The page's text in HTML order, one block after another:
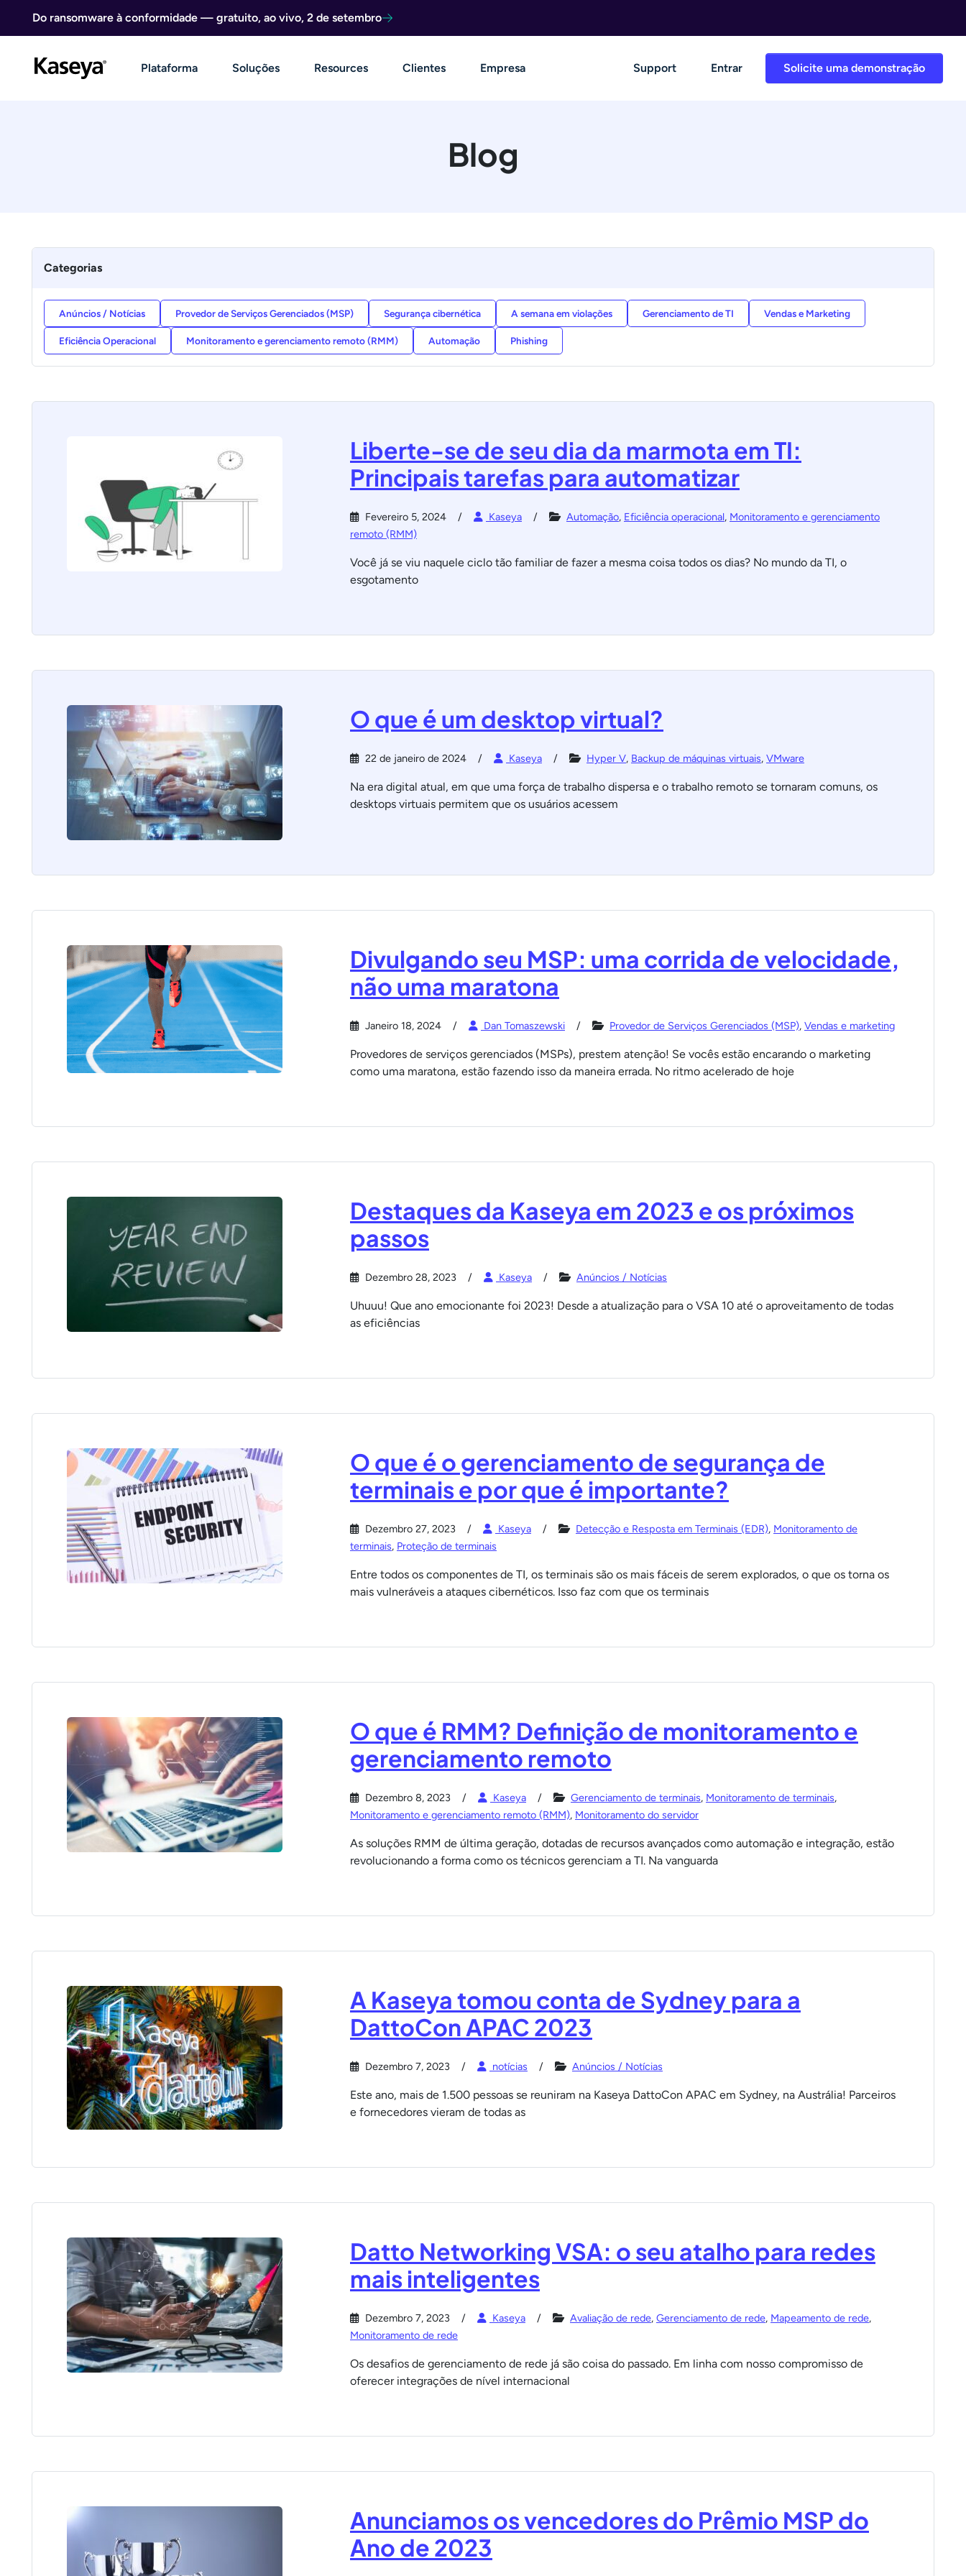
Do ransomware à conformidade — gratuito, ao vivo, 2 de setembro
Solicite uma demonstração
Plataforma Soluções Resources Clientes Empresa Support Entrar
Blog
Categorias
Anúncios / Notícias Provedor de Serviços Gerenciados (MSP) Segurança cibernética A semana em violações Gerenciamento de TI Vendas e Marketing
Eficiência Operacional Monitoramento e gerenciamento remoto (RMM) Automação Phishing
Liberte-se de seu dia da marmota em TI:
Principais tarefas para automatizar
Fevereiro 5, 2024 Kaseya Automação, Eficiência operacional, Monitoramento e gerenciamento
remoto (RMM)
Você já se viu naquele ciclo tão familiar de fazer a mesma coisa todos os dias? No mundo da TI, o
esgotamento
O que é um desktop virtual?
22 de janeiro de 2024 Kaseya Hyper V, Backup de máquinas virtuais, VMware
Na era digital atual, em que uma força de trabalho dispersa e o trabalho remoto se tornaram comuns, os
desktops virtuais permitem que os usuários acessem
Divulgando seu MSP: uma corrida de velocidade,
não uma maratona
Janeiro 18, 2024 Dan Tomaszewski Provedor de Serviços Gerenciados (MSP), Vendas e marketing
Provedores de serviços gerenciados (MSPs), prestem atenção! Se vocês estão encarando o marketing
como uma maratona, estão fazendo isso da maneira errada. No ritmo acelerado de hoje
Destaques da Kaseya em 2023 e os próximos
passos
Dezembro 28, 2023 Kaseya Anúncios / Notícias
Uhuuu! Que ano emocionante foi 2023! Desde a atualização para o VSA 10 até o aproveitamento de todas
as eficiências
O que é o gerenciamento de segurança de
terminais e por que é importante?
Dezembro 27, 2023 Kaseya Detecção e Resposta em Terminais (EDR), Monitoramento de
terminais, Proteção de terminais
Entre todos os componentes de TI, os terminais são os mais fáceis de serem explorados, o que os torna os
mais vulneráveis a ataques cibernéticos. Isso faz com que os terminais
O que é RMM? Definição de monitoramento e
gerenciamento remoto
Dezembro 8, 2023 Kaseya Gerenciamento de terminais, Monitoramento de terminais,
Monitoramento e gerenciamento remoto (RMM), Monitoramento do servidor
As soluções RMM de última geração, dotadas de recursos avançados como automação e integração, estão
revolucionando a forma como os técnicos gerenciam a TI. Na vanguarda
A Kaseya tomou conta de Sydney para a
DattoCon APAC 2023
Dezembro 7, 2023 notícias Anúncios / Notícias
Este ano, mais de 1.500 pessoas se reuniram na Kaseya DattoCon APAC em Sydney, na Austrália! Parceiros
e fornecedores vieram de todas as
Datto Networking VSA: o seu atalho para redes
mais inteligentes
Dezembro 7, 2023 Kaseya Avaliação de rede, Gerenciamento de rede, Mapeamento de rede,
Monitoramento de rede
Os desafios de gerenciamento de rede já são coisa do passado. Em linha com nosso compromisso de
oferecer integrações de nível internacional
Anunciamos os vencedores do Prêmio MSP do
Ano de 2023